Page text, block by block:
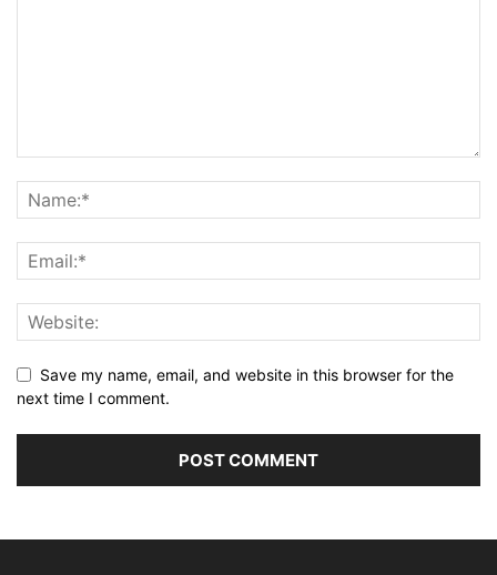
Save my name, email, and website in this browser for the
next time I comment.